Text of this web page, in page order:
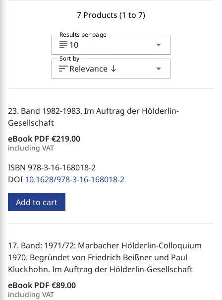
7 Products (1 to 7)
subject 10 arrow_drop_down
Results per page
sortRelevance south arrow_drop_down
Sort by
23. Band 1982-1983. Im Auftrag der Hölderlin-
Gesellschaft
eBook PDF €219.00
including VAT
ISBN 978-3-16-168018-2
DOI 10.1628/978-3-16-168018-2
Add to cart
17. Band: 1971/72: Marbacher Hölderlin-Colloquium
1970. Begründet von Friedrich Beißner und Paul
Kluckhohn. Im Auftrag der Hölderlin-Gesellschaft
eBook PDF €89.00
including VAT